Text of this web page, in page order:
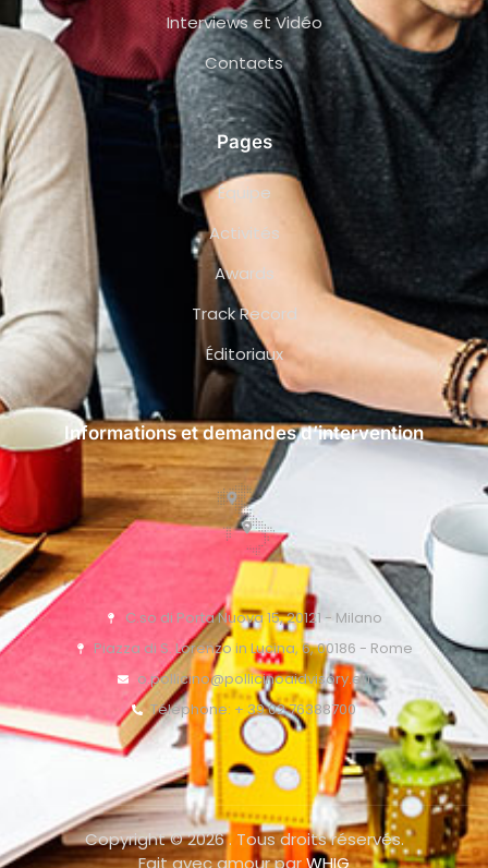
Interviews et Vidéo
Contacts
Pages
Équipe
Activités
Awards
Track Record
Éditoriaux
Informations et demandes d’intervention
C.so di Porta Nuova 15, 20121 - Milano
Piazza di S. Lorenzo in Lucina, 6, 00186 - Rome
o.pollicino@pollicinoaidvisory.eu
Téléphone: + 39 02 76388700
Copyright © 2026 . Tous droits réservés.
Fait avec amour parWHIG